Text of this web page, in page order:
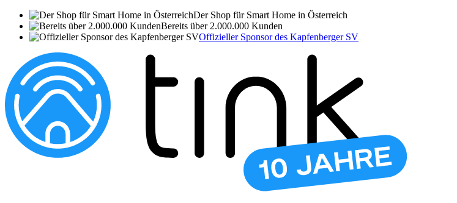
Der Shop für Smart Home in Österreich
Bereits über 2.000.000 Kunden
Offizieller Sponsor des Kapfenberger SV